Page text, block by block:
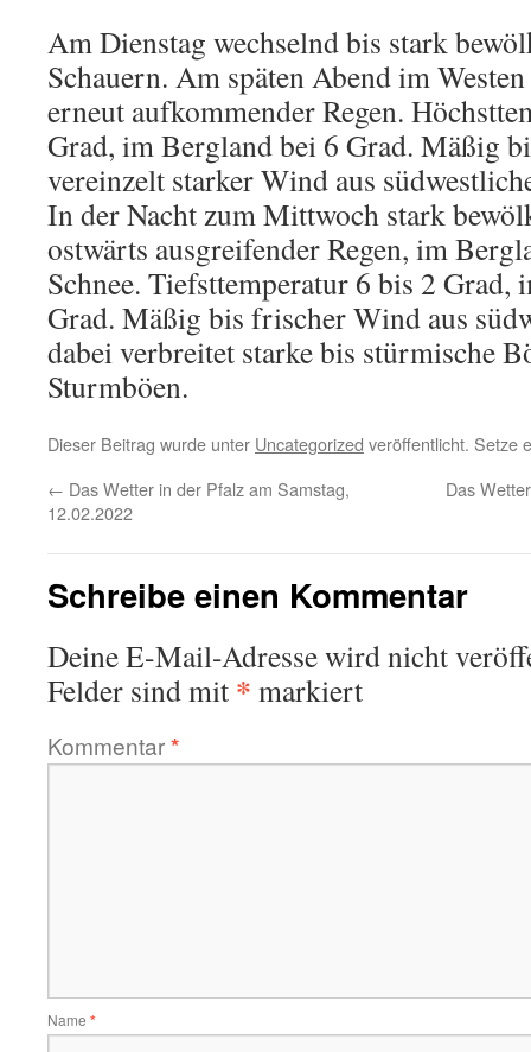
Am Dienstag wechselnd bis stark
Schauern. Am späten Abend im
erneut aufkommender Regen.
Grad, im Bergland bei 6 Grad. Mäßig
vereinzelt starker Wind aus
In der Nacht zum Mittwoch stark
ostwärts ausgreifender Regen, im
Schnee. Tiefsttemperatur 6 bis 2 Grad,
Grad. Mäßig bis frischer Wind aus
dabei verbreitet starke bis stürmische
Sturmböen.
Dieser Beitrag wurde unter Uncategorized veröffentlicht. Setze
← Das Wetter in der Pfalz am Samstag,
12.02.2022
Das
Schreibe einen Kommentar
Deine E-Mail-Adresse wird nicht
Felder sind mit * markiert
Kommentar*
Name *